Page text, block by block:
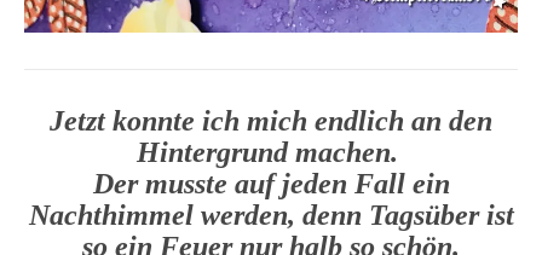
Jetzt konnte ich mich endlich an den
Hintergrund machen.
Der musste auf jeden Fall ein
Nachthimmel werden, denn Tagsüber ist
so ein Feuer nur halb so schön.